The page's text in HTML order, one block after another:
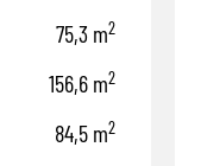
75,3 m2
156,6 m2
84,5 m2